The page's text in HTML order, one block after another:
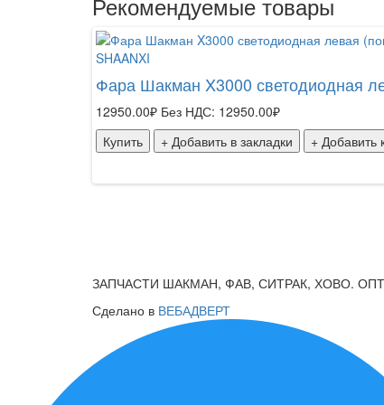
SHAANXI
Фара Шакман X3000 светодиодная
12950.00₽ Без НДС: 12950.00₽
Купить
+ Добавить в закладки + Добавить
ЗАПЧАСТИ ШАКМАН, ФАВ, СИТРАК, ХОВО.
Сделано в ВЕБАДВЕРТ